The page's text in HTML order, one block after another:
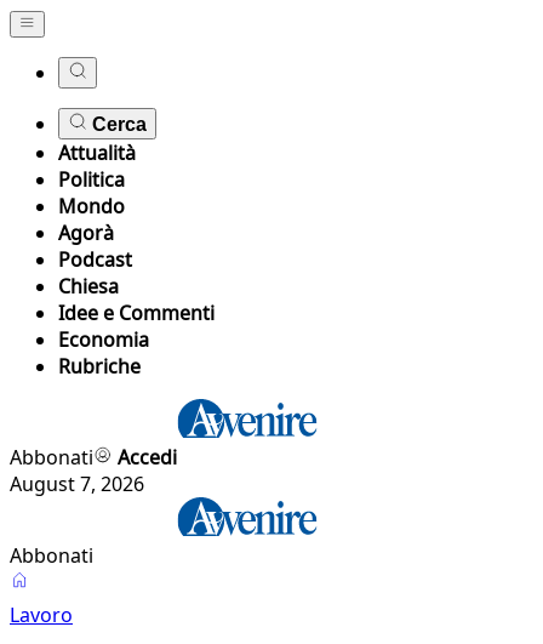
Cerca
Attualità
Politica
Mondo
Agorà
Podcast
Chiesa
Idee e Commenti
Economia
Rubriche
Abbonati
Accedi
August 7, 2026
Abbonati
Lavoro